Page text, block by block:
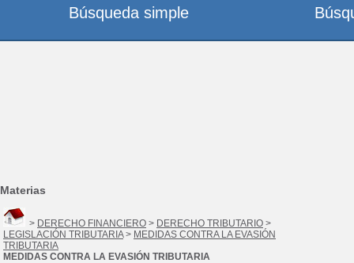
Materias
> DERECHO FINANCIERO > DERECHO TRIBUTARIO >
LEGISLACIÓN TRIBUTARIA> MEDIDAS CONTRA LA EVASIÓN
TRIBUTARIA
MEDIDAS CONTRA LA EVASIÓN TRIBUTARIA
Búsqueda simple